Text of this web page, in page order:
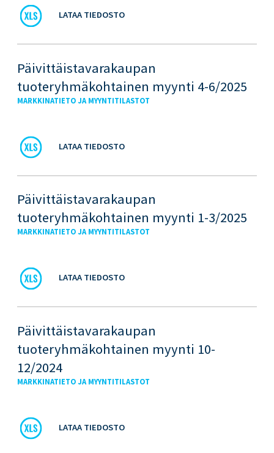
LATAA TIEDOSTO
Päivittäistavarakaupan
tuoteryhmäkohtainen myynti 4-6/2025
MARKKINATIETO JA MYYNTITILASTOT
LATAA TIEDOSTO
Päivittäistavarakaupan
tuoteryhmäkohtainen myynti 1-3/2025
MARKKINATIETO JA MYYNTITILASTOT
LATAA TIEDOSTO
Päivittäistavarakaupan
tuoteryhmäkohtainen myynti 10-
12/2024
MARKKINATIETO JA MYYNTITILASTOT
LATAA TIEDOSTO